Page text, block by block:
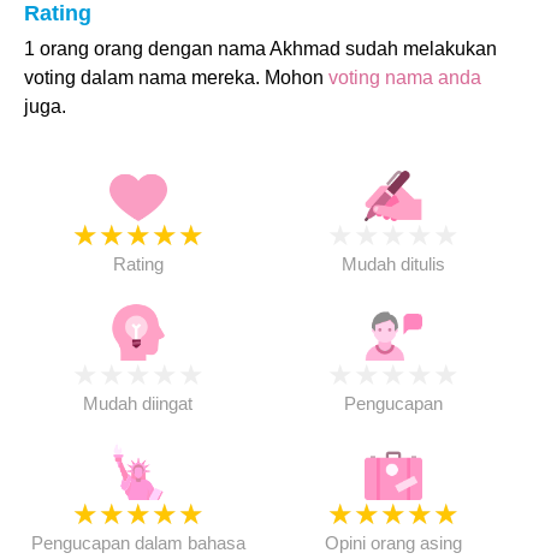
Rating
1 orang orang dengan nama Akhmad sudah melakukan
voting dalam nama mereka. Mohon voting nama anda
juga.
★★★★★
Rating Mudah ditulis
Mudah diingat Pengucapan
★★★★★
Pengucapan dalam bahasa
★★★★★
Opini orang asing